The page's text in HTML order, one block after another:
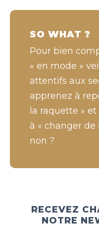
RECEVEZ
NOTRE
SO WHAT ?
Pour bien
« en mode »
attentifs aux
apprenez à
la raquette »
à « changer de
non ?